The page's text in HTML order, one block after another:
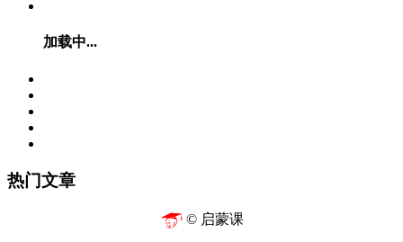
加载中...
热门文章
© 启蒙课